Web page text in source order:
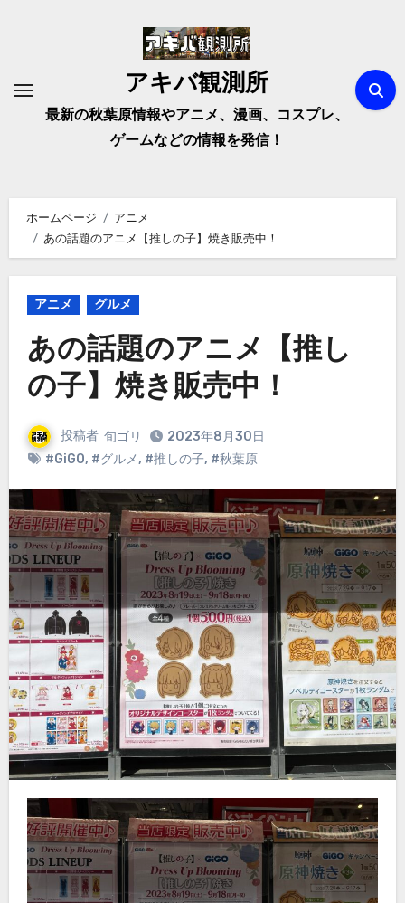
アキバ観測所
最新の秋葉原情報やアニメ、漫画、コスプレ、
ゲームなどの情報を発信！
ホームページ
アニメ
あの話題のアニメ【推しの子】焼き販売中！
アニメ グルメ
あの話題のアニメ【推し
の子】焼き販売中！
投稿者 旬ゴリ
2023年8月30日
#GiGO, #グルメ, #推しの子, #秋葉原